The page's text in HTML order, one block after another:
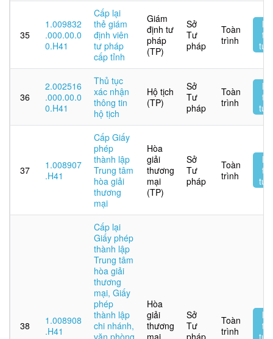
35
1.009832
.000.00.0
0.H41
Cấp lại
thẻ giám
định viên
tư pháp
cấp tỉnh
Giám
định tư
pháp
(TP)
Sở
Tư
pháp
Toàn
trình
36
2.002516
.000.00.0
0.H41
Thủ tục
xác nhận
thông tin
hộ tịch
Hộ tịch
(TP)
Sở
Tư
pháp
Toàn
trình
37
1.008907
.H41
Cấp Giấy
phép
thành lập
Trung tâm
hòa giải
thương
mại
Hòa
giải
thương
mại
(TP)
Sở
Tư
pháp
Toàn
trình
38
1.008908
.H41
Cấp lại
Giấy phép
thành lập
Trung tâm
hòa giải
thương
mại, Giấy
phép
thành lập
chi nhánh,
văn phòng
Hòa
giải
thương
mại
Sở
Tư
pháp
Toàn
trình